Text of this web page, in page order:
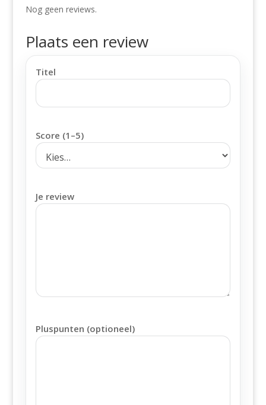
Nog geen reviews.
Plaats een review
Titel
Score (1–5)
Je review
Pluspunten (optioneel)